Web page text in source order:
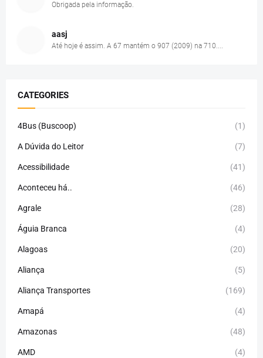
Obrigada pela informação.
aasj
Até hoje é assim. A 67 mantém o 907 (2009) na 710....
CATEGORIES
4Bus (Buscoop) (1)
A Dúvida do Leitor (7)
Acessibilidade (41)
Aconteceu há.. (46)
Agrale (28)
Águia Branca (4)
Alagoas (20)
Aliança (5)
Aliança Transportes (169)
Amapá (4)
Amazonas (48)
AMD (4)